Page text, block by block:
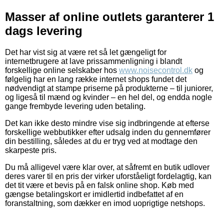
Masser af online outlets garanterer 1
dags levering
Det har vist sig at være ret så let gængeligt for
internetbrugere at lave prissammenligning i blandt
forskellige online selskaber hos www.noisecontrol.dk og
følgelig har en lang række internet shops fundet det
nødvendigt at stampe priserne på produkterne – til juniorer,
og ligeså til mænd og kvinder – en hel del, og endda nogle
gange frembyde levering uden betaling.
Det kan ikke desto mindre vise sig indbringende at efterse
forskellige webbutikker efter udsalg inden du gennemfører
din bestilling, således at du er tryg ved at modtage den
skarpeste pris.
Du må alligevel være klar over, at såfremt en butik udlover
deres varer til en pris der virker uforståeligt fordelagtig, kan
det tit være et bevis på en falsk online shop. Køb med
gængse betalingskort er imidlertid indbefattet af en
foranstaltning, som dækker en imod uoprigtige netshops.